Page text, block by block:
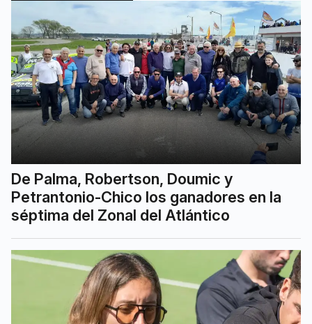
De Palma, Robertson, Doumic y
Petrantonio-Chico los ganadores en la
séptima del Zonal del Atlántico